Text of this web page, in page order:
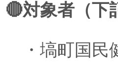
🔴対象者（下
・塙町国民